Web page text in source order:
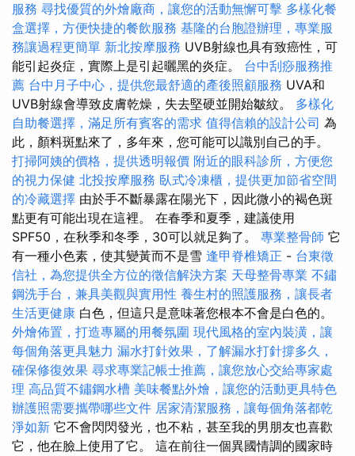
服務 尋找優質的外燴廠商，讓您的活動無懈可擊 多樣化餐
盒選擇，方便快捷的餐飲服務 基隆的台胞證辦理，專業服
務讓過程更簡單 新北按摩服務 UVB射線也具有致癌性，可
能引起炎症，實際上是引起曬黑的炎症。 台中刮痧服務推
薦 台中月子中心，提供您最舒適的產後照顧服務 UVA和
UVB射線會導致皮膚乾燥，失去堅硬並開始皺紋。 多樣化
自助餐選擇，滿足所有賓客的需求 值得信賴的設計公司 為
此，顏料斑點來了，多年來，您可能可以識別自己的手。
打掃阿姨的價格，提供透明報價 附近的眼科診所，方便您
的視力保健 北投按摩服務 臥式冷凍櫃，提供更加節省空間
的冷藏選擇 由於手不斷暴露在陽光下，因此微小的褐色斑
點更有可能出現在這裡。 在春季和夏季，建議使用
SPF50，在秋季和冬季，30可以就足夠了。 專業整骨師 它
有一種小色素，使其變黃而不是雪 逢甲脊椎矯正 - 台東徵
信社，為您提供全方位的徵信解決方案 天母整骨專業 不鏽
鋼洗手台，兼具美觀與實用性 養生村的照護服務，讓長者
生活更健康 白色，但這只是意味著您根本不會是白色的。
外燴佈置，打造專屬的用餐氛圍 現代風格的室內裝潢，讓
每個角落更具魅力 漏水打針效果，了解漏水打針撐多久，
確保修復效果 尋求專業記帳士推薦，讓您放心交給專家處
理 高品質不鏽鋼水槽 美味餐點外燴，讓您的活動更具特色
辦護照需要攜帶哪些文件 居家清潔服務，讓每個角落都乾
淨如新 它不會閃閃發光，也不粘，甚至我的男朋友也喜歡
它，他在臉上使用了它。 這在前往一個異國情調的國家時